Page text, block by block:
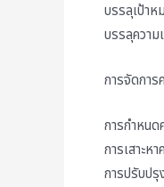
บรรลุเป้าห
บรรลุความ
การจัดการ
การกำหน
การเสาะห
การปรับปรุ